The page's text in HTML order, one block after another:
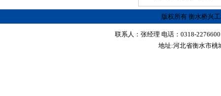
版权所有 衡水桥兴
联系人：张经理 电话：0318-
地址:河北省衡水市桃